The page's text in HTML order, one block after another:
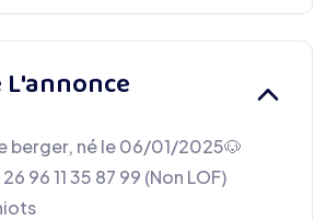
L'annonce
berger, né le 06/01/2025🐶
96 11 35 87 99 (Non LOF)